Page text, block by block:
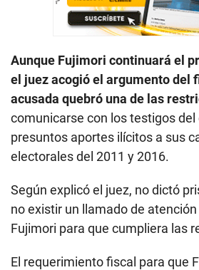
Aunque Fujimori continuará el
el juez acogió el argumento del
acusada quebró una de las
comunicarse con los testigos del
presuntos aportes ilícitos a sus
electorales del 2011 y 2016.
Según explicó el juez, no dictó
no existir un llamado de
Fujimori para que cumpliera las
El requerimiento fiscal para que